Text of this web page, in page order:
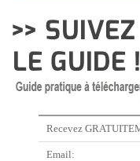
Recevez
Email: